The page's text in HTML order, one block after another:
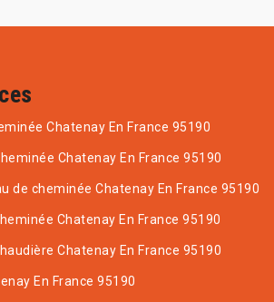
Chatenay En France 95190
Chatenay En France 95190
de cheminée Chatenay En France 95190
Chatenay En France 95190
Chatenay En France 95190
En France 95190